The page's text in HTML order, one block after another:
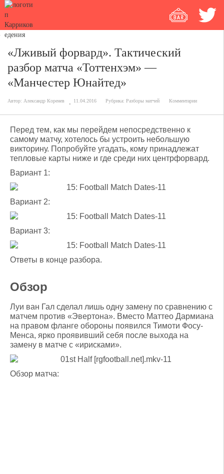
«Лживый форвард». Тактический
разбор матча «Тоттенхэм» —
«Манчестер Юнайтед»
Автор: Александр Коренев 11.04.2016 Рубрика: Разборы матчей Комментарии
Перед тем, как мы перейдем непосредственно к
самому матчу, хотелось бы устроить небольшую
викторину. Попробуйте угадать, кому принадлежат
тепловые карты ниже и где среди них центрфорвард.
Вариант 1:
Вариант 2:
Вариант 3:
Ответы в конце разбора.
Обзор
Луи ван Гал сделал лишь одну замену по сравнению с
матчем против «Эвертона». Вместо Маттео Дармиана
на правом фланге обороны появился Тимоти Фосу-
Менса, ярко проявивший себя после выхода на
замену в матче с «ирисками».
Обзор матча: